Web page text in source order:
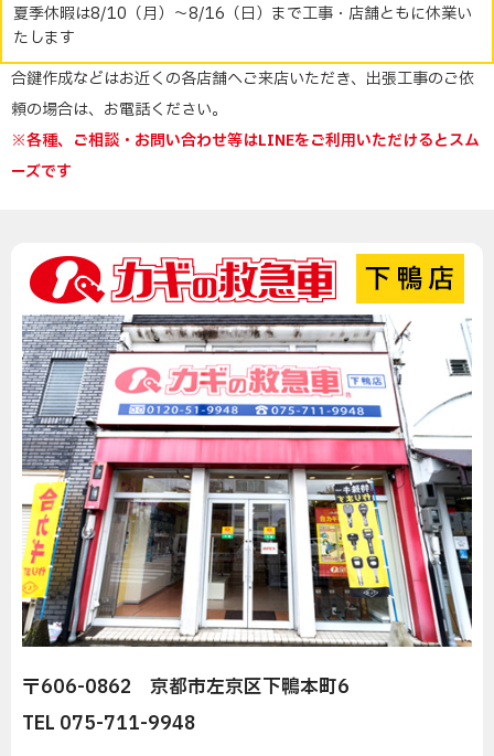
夏季休暇は8/10（月）～8/16（日）まで工事・店舗ともに休業い
たします
合鍵作成などはお近くの各店舗へご来店いただき、出張工事のご依
頼の場合は、お電話ください。
※各種、ご相談・お問い合わせ等はLINEをご利用いただけるとスム
ーズです
〒606-0862 京都市左京区下鴨本町6
TEL 075-711-9948